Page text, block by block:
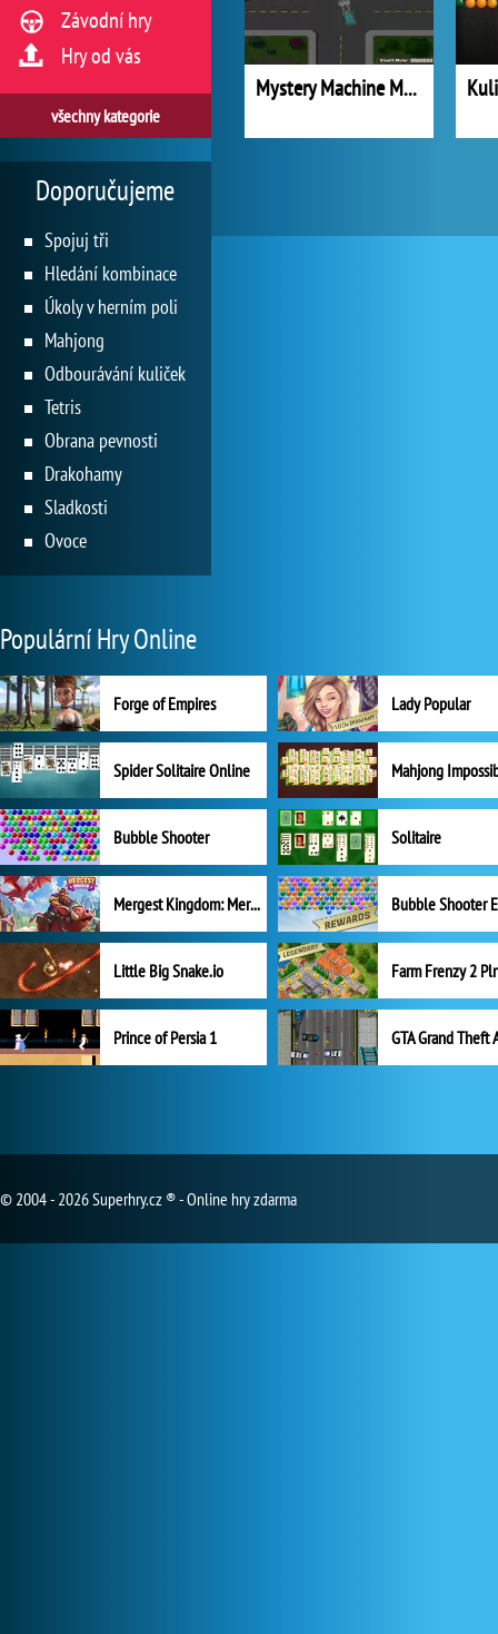
Mystery Machine Motor Madness
Závodní hry
Hry od vás
všechny kategorie
Doporučujeme
Spojuj tři
Hledání kombinace
Úkoly v herním poli
Mahjong
Odbourávání kuliček
Tetris
Obrana pevnosti
Drakohamy
Sladkosti
Ovoce
Populární Hry Online
Forge of Empires Lady Popular
Spider Solitaire Online Mahjong
Bubble Shooter Solitaire
Mergest Kingdom: Merge Puzzle
Little Big Snake.io
Prince of Persia 1 GTA Grand Theft
© 2004 - 2026 Superhry.cz ® - Online hry zdarma